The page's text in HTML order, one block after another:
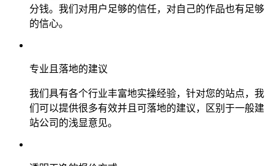
分钱。我们对用户足够的信任，对自己的作品也有足够
的信心。
专业且落地的建议
我们具有各个行业丰富地实操经验，针对您的站点，我
们可以提供很多有效并且可落地的建议，区别于一般建
站公司的浅显意见。